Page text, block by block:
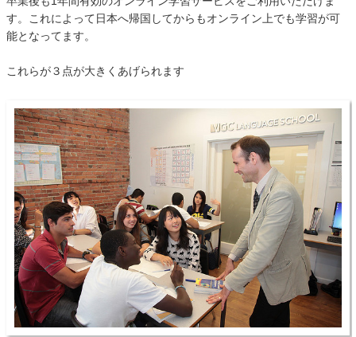
す。これによって日本へ帰国してからもオンライン上でも学習が可
能となってます。
これらが３点が大きくあげられます